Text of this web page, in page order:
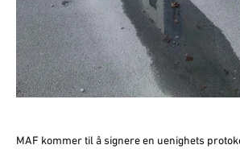
MAF kommer til å signere en uenighets